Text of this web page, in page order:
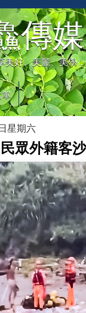
傳媒
好、美麗、美學
單
星期六
眾外籍客